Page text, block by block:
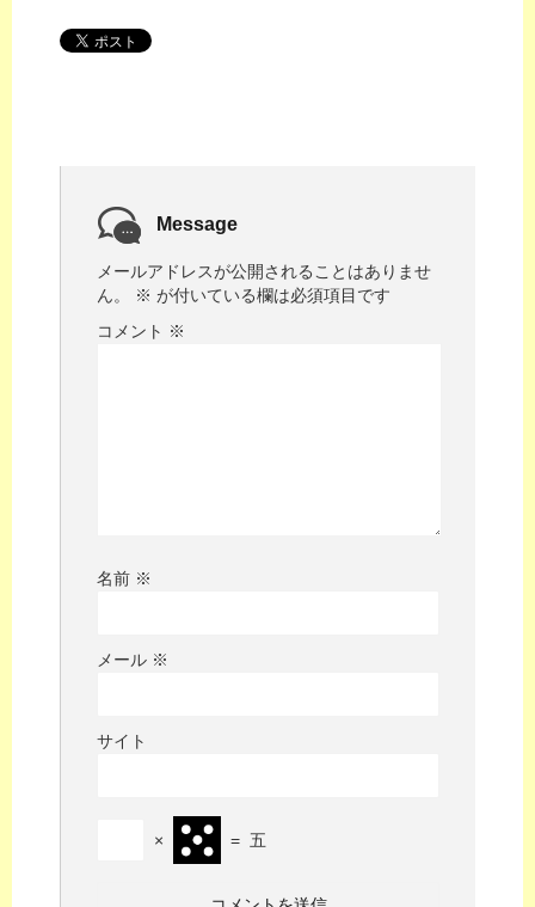
Message
メールアドレスが公開されることはありませ
ん。
※ が付いている欄は必須項目です
コメント ※
名前 ※
メール ※
サイト
× = 五